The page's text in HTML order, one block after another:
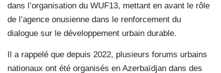
dans l’organisation du WUF13, mettant en avant le rôle
de l’agence onusienne dans le renforcement du
dialogue sur le développement urbain durable.
Il a rappelé que depuis 2022, plusieurs forums urbains
nationaux ont été organisés en Azerbaïdjan dans des